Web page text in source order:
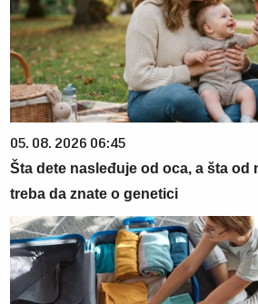
05. 08. 2026 06:45
Šta dete nasleđuje od oca, a šta od
treba da znate o genetici